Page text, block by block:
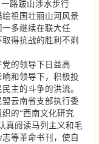
路跋山涉水步行
祖国壮丽山河风景
多继续在联大任
得抗战的胜利不剃
的领导下日益高
和领导下，积极投
主的斗争的洪流。
云南省支部执行委
的“西南文化研究
真阅读马列主义和毛
等革命书刊，使自